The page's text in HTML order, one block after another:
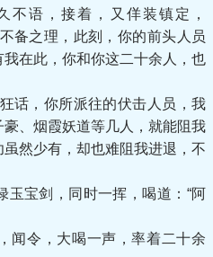
语，接着，又佯装镇定，
备之理，此刻，你的前头人员
在此，你和你这二十余人，也
，你所派往的伏击人员，我
、烟霞妖道等几人，就能阻我
然少有，却也难阻我进退，不
宝剑，同时一挥，喝道：“阿
令，大喝一声，率着二十余